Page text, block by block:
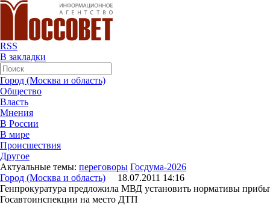
RSS
В закладки
Город (Москва и область)
Общество
Власть
Мнения
В России
В мире
Происшествия
Другое
Актуальные темы: переговоры Госдума-2026
Город (Москва и область) 18.07.2011 14:16
Генпрокуратура предложила МВД установить нормативы
Госавтоинспекции на место ДТП